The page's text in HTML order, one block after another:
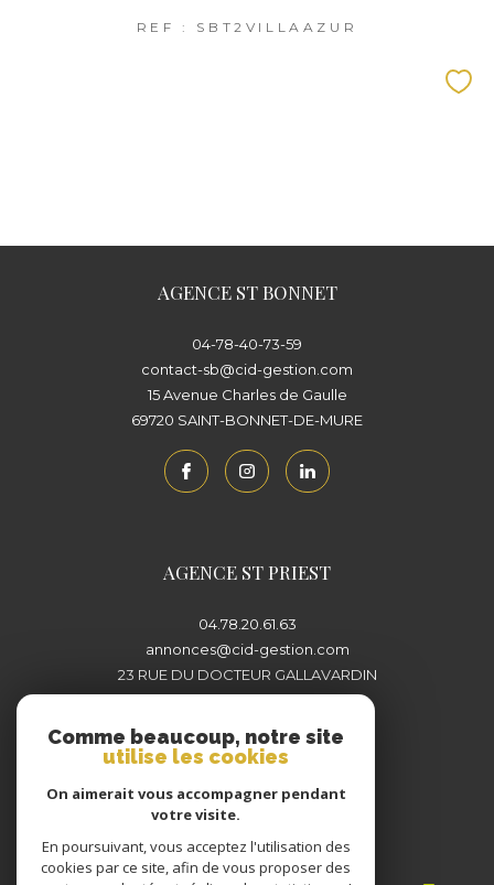
REF : SBT2VILLAAZUR
AGENCE ST BONNET
04-78-40-73-59
contact-sb@cid-gestion.com
15 Avenue Charles de Gaulle
69720
SAINT-BONNET-DE-MURE
AGENCE ST PRIEST
04.78.20.61.63
annonces@cid-gestion.com
23 RUE DU DOCTEUR GALLAVARDIN
69800 SAINT-PRIEST
Adhérents
Comme beaucoup, notre site
utilise les cookies
On aimerait vous accompagner pendant
votre visite.
En poursuivant, vous acceptez l'utilisation des
cookies par ce site, afin de vous proposer des